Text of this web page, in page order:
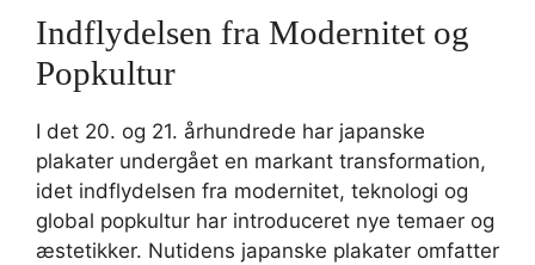
Indflydelsen fra Modernitet og
Popkultur
I det 20. og 21. århundrede har japanske
plakater undergået en markant transformation,
idet indflydelsen fra modernitet, teknologi og
global popkultur har introduceret nye temaer og
æstetikker. Nutidens japanske plakater omfatter